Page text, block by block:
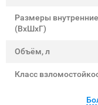
Размеры
(ВхШхГ)
Объём, л
Класс